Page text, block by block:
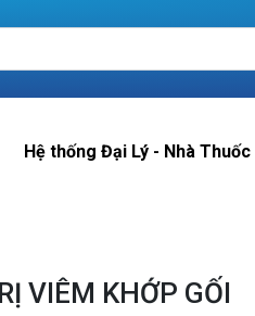
Hệ thống Đại Lý - Nhà Thuốc
VIÊM KHỚP GỐI